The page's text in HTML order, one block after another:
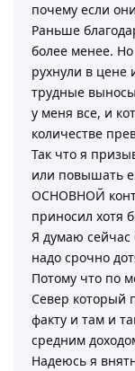
почему если
Раньше
более менее.
рухнули в цене
трудные
у меня все, и
количестве
Так что я
или повышать
ОСНОВНОЙ
приносил
Я думаю сейчас
надо срочно
Потому что по
Север который
факту и там и
средним
Надеюсь я